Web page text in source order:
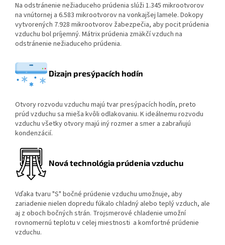
Na odstránenie nežiaduceho prúdenia slúži 1.345 mikrootvorov
na vnútornej a 6.583 mikrootvorov na vonkajšej lamele. Dokopy
vytvorených 7.928 mikrootvorov žabezpečia, aby pocit prúdenia
vzduchu bol príjemný. Mátrix prúdenia zmäkčí vzduch na
odstránenie nežiaduceho prúdenia.
Dizajn presýpacích hodín
Otvory rozvodu vzduchu majú tvar presýpacích hodín, preto
prúd vzduchu sa mieša kvôli odlakovaniu. K ideálnemu rozvodu
vzduchu všetky otvory majú iný rozmer a smer a zabraňujú
kondenzácií.
Nová technológia prúdenia vzduchu
Vďaka tvaru "S" bočné prúdenie vzduchu umožnuje, aby
zariadenie nielen dopredu fúkalo chladný alebo teplý vzduch, ale
aj z oboch bočných strán. Trojsmerové chladenie umožní
rovnomernú teplotu v celej miestnosti a komfortné prúdenie
vzduchu.